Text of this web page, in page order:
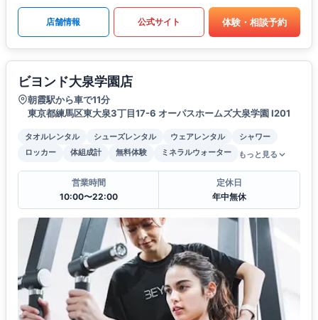
店舗情報 公式サイト 体験・相談予約
ビヨンド大泉学園店
朝霞駅から車で11分
東京都練馬区東大泉3丁目17-6 オーパスホームズ大泉学園 Ⅰ201
タオルレンタル シューズレンタル ウェアレンタル
シャワー
ロッカー
体組成計 無料体験 ミネラルウォーター もっと見る
営業時間
10:00〜22:00
定休日
年中無休